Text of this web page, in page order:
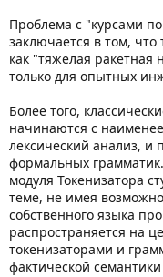
Проблема с "курсами
заключается в том,
как "тяжелая ракетная
только для опытных
Более того,
начинаются с
лексический анализ, и
формальных
модуля Токенизатора
теме, не имея
собственного языка
распространяется на
токенизаторами и
фактической